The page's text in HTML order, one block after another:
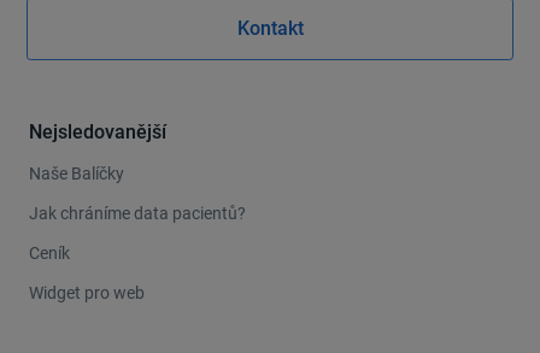
Kontakt
Nejsledovanější
Naše Balíčky
Jak chráníme data pacientů?
Ceník
Widget pro web